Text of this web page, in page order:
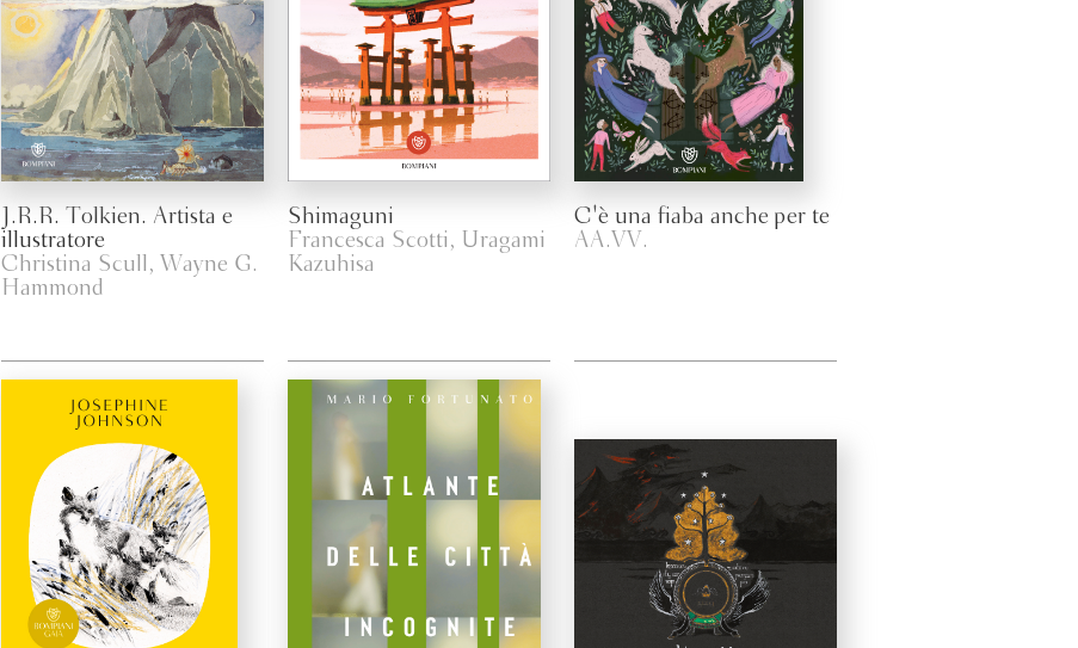
J.R.R. Tolkien. Artista e
illustratore
Christina Scull, Wayne G.
Hammond
Shimaguni
Francesca Scotti, Uragami
Kazuhisa
C'è una fiaba anche per te
AA.VV.